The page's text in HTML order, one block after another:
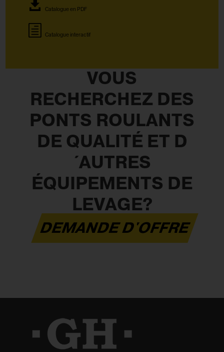
Catalogue en PDF
Catalogue interactif
VOUS
RECHERCHEZ DES
PONTS ROULANTS
DE QUALITÉ ET D
´AUTRES
ÉQUIPEMENTS DE
LEVAGE?
DEMANDE D'OFFRE